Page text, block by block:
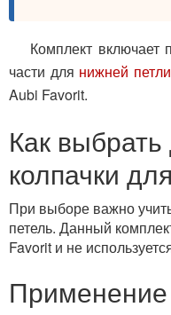
Комплект включает
части для нижней петли
Aubi Favorit.
Как
колпачки
При выборе важно
петель. Данный
Favorit и не
Применение